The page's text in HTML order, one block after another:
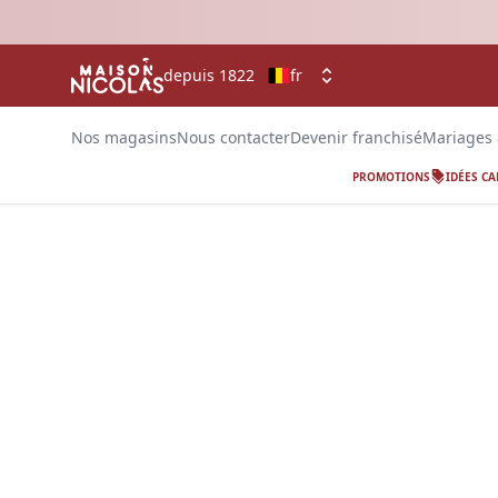
depuis 1822 fr
Nos magasinsNous contacterDevenir franchiséMariages
PROMOTIONS IDÉES